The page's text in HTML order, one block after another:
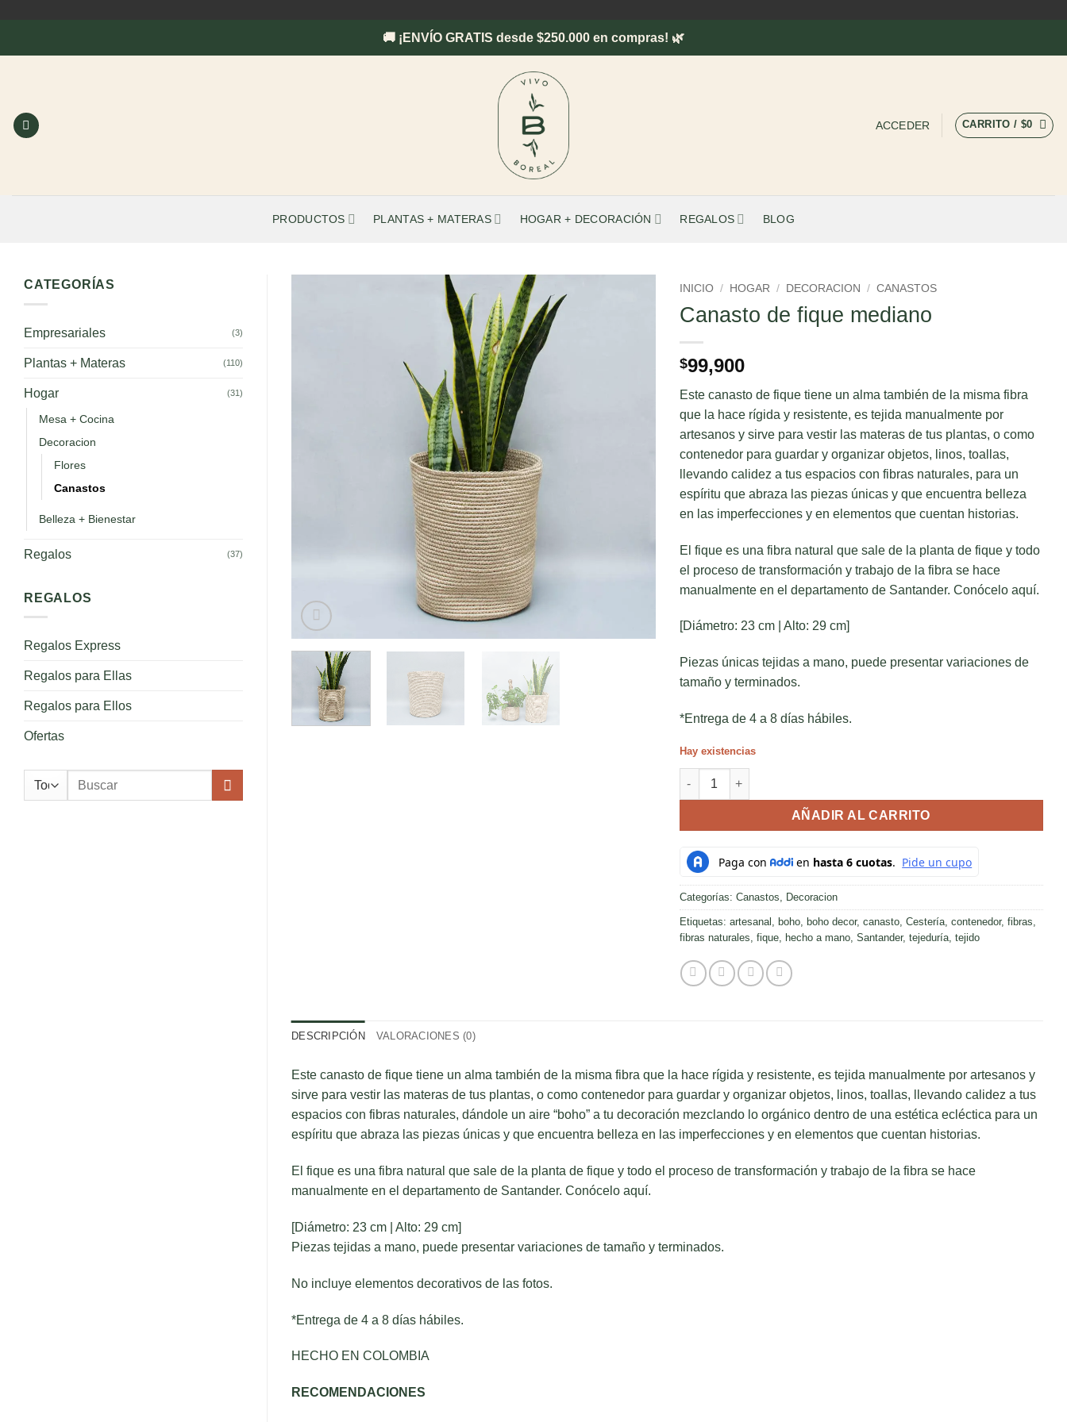
🚚 ¡ENVÍO GRATIS desde $250.000 en compras! 🌿
ACCEDER CARRITO / $0
PRODUCTOS PLANTAS + MATERAS HOGAR + DECORACIÓN REGALOS BLOG
CATEGORÍAS
Empresariales (3)
Plantas + Materas (110)
Hogar (31)
Mesa + Cocina
Decoracion
Flores
Canastos
Belleza + Bienestar
Regalos (37)
REGALOS
Regalos Express
Regalos para Ellas
Regalos para Ellos
Ofertas
Buscar
INICIO / HOGAR / DECORACION / CANASTOS
Canasto de fique mediano
$99,900
Este canasto de fique tiene un alma también de la misma fibra
que la hace rígida y resistente, es tejida manualmente por
artesanos y sirve para vestir las materas de tus plantas, o como
contenedor para guardar y organizar objetos, linos, toallas,
llevando calidez a tus espacios con fibras naturales, para un
espíritu que abraza las piezas únicas y que encuentra belleza
en las imperfecciones y en elementos que cuentan historias.
El fique es una fibra natural que sale de la planta de fique y todo
el proceso de transformación y trabajo de la fibra se hace
manualmente en el departamento de Santander. Conócelo aquí.
[Diámetro: 23 cm | Alto: 29 cm]
Piezas únicas tejidas a mano, puede presentar variaciones de
tamaño y terminados.
*Entrega de 4 a 8 días hábiles.
Hay existencias
Canasto de fique mediano cantidad
AÑADIR AL CARRITO
Categorías: Canastos, Decoracion
Etiquetas: artesanal , boho, boho decor, canasto, Cestería, contenedor, fibras,
fibras naturales, fique, hecho a mano, Santander, tejeduría, tejido
DESCRIPCIÓN VALORACIONES (0)
Este canasto de fique tiene un alma también de la misma fibra que la hace rígida y resistente, es tejida manualmente por artesanos y
sirve para vestir las materas de tus plantas, o como contenedor para guardar y organizar objetos, linos, toallas, llevando calidez a tus
espacios con fibras naturales, dándole un aire “boho” a tu decoración mezclando lo orgánico dentro de una estética ecléctica para un
espíritu que abraza las piezas únicas y que encuentra belleza en las imperfecciones y en elementos que cuentan historias.
El fique es una fibra natural que sale de la planta de fique y todo el proceso de transformación y trabajo de la fibra se hace
manualmente en el departamento de Santander. Conócelo aquí.
[Diámetro: 23 cm | Alto: 29 cm]
Piezas tejidas a mano, puede presentar variaciones de tamaño y terminados.
No incluye elementos decorativos de las fotos.
*Entrega de 4 a 8 días hábiles.
HECHO EN COLOMBIA
RECOMENDACIONES